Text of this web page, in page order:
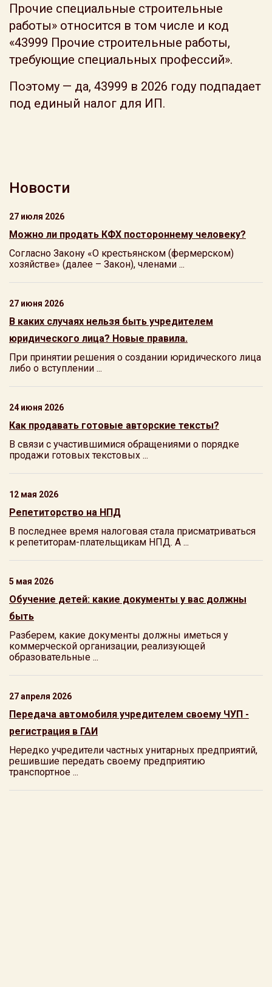
Прочие специальные строительные
работы» относится в том числе и код
«43999 Прочие строительные работы,
требующие специальных профессий».
Поэтому — да, 43999 в 2026 году подпадает
под единый налог для ИП.
Новости
27 июля 2026
Можно ли продать КФХ постороннему человеку?
Согласно Закону «О крестьянском (фермерском)
хозяйстве» (далее – Закон), членами ...
27 июня 2026
В каких случаях нельзя быть учредителем
юридического лица? Новые правила.
При принятии решения о создании юридического лица
либо о вступлении ...
24 июня 2026
Как продавать готовые авторские тексты?
В связи с участившимися обращениями о порядке
продажи готовых текстовых ...
12 мая 2026
Репетиторство на НПД
В последнее время налоговая стала присматриваться
к репетиторам-плательщикам НПД. А ...
5 мая 2026
Обучение детей: какие документы у вас должны
быть
Разберем, какие документы должны иметься у
коммерческой организации, реализующей
образовательные ...
27 апреля 2026
Передача автомобиля учредителем своему ЧУП -
регистрация в ГАИ
Нередко учредители частных унитарных предприятий,
решившие передать своему предприятию
транспортное ...